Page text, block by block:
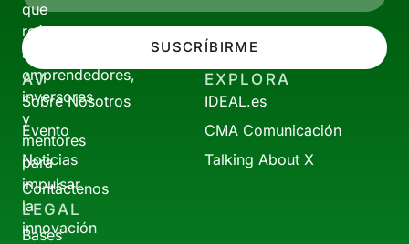
que
reúne
a
emprendedores,
inversores
y
mentores
para
impulsar
la
innovación
SUSCRÍBIRME
AV
Sobre Nosotros
Evento
Noticias
Contáctenos
EXPLORA
IDEAL.es
CMA Comunicación
Talking About X
LEGAL
Bases